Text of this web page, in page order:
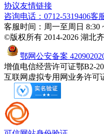
协议友情链接
咨询电话：0712-5319406客
客服时间：周一至周日 8:30
©版权所有 2014-2026 湖北
鄂网公安备案
增值电信经营许可证鄂B2-
互联网虚拟专用网业务许可